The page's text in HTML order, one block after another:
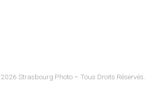
Strasbourg Photo – Tous Droits Réservés.